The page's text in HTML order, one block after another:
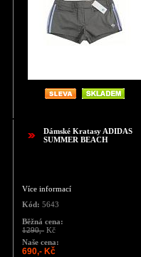
Dámské Kratasy ADIDAS
SUMMER BEACH
Více informací
Kód: 5643
Běžná cena:
1290,- Kč
Naše cena:
690,- Kč